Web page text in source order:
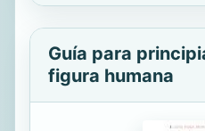
Guía para
figura humana